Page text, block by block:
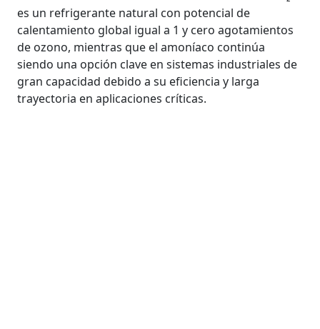
es un refrigerante natural con potencial de
calentamiento global igual a 1 y cero agotamientos
de ozono, mientras que el amoníaco continúa
siendo una opción clave en sistemas industriales de
gran capacidad debido a su eficiencia y larga
trayectoria en aplicaciones críticas.